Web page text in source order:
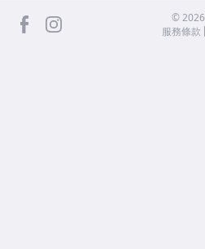
facebook ©2026
服務條款